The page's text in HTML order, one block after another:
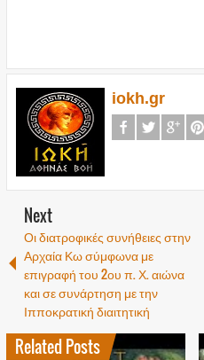
iokh.gr
Next
Οι διατροφικές συνήθειες στην
Αρχαία Κω σύμφωνα με
επιγραφή του 2ου π. Χ. αιώνα
και σε συνάρτηση με την
Ιπποκρατική διαιτητική
Related Posts